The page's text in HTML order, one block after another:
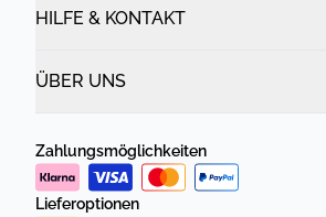
HILFE & KONTAKT
ÜBER UNS
Zahlungsmöglichkeiten
Lieferoptionen